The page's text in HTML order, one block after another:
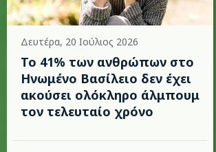
Δευτέρα, 20 Ιούλιος 2026
Το 41% των ανθρώπων στο
Ηνωμένο Βασίλειο δεν έχει
ακούσει ολόκληρο άλμπουμ
τον τελευταίο χρόνο